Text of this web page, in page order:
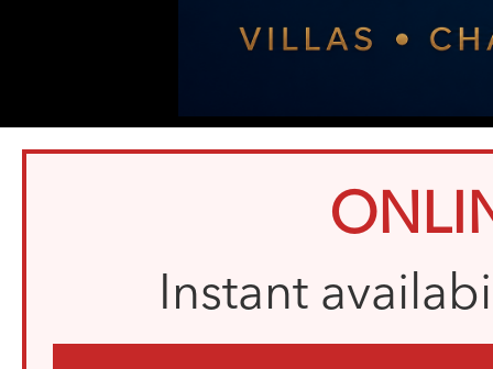
Instant